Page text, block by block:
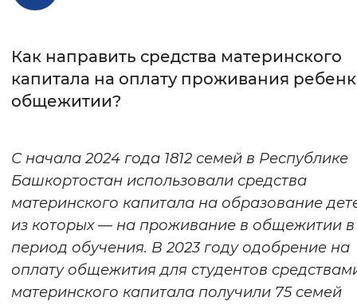
Без засечек С засечками
Цвет сайта
Монохромный Инверсивный
Синий фон
Изображения
Как направить средства материнского
капитала на оплату проживания
общежитии?
С начала 2024 года 1812 семей в Республике
Башкортостан использовали средства
материнского капитала на образование
из которых — на проживание в общежитии в
период обучения. В 2023 году одобрение на
оплату общежития для студентов
материнского капитала получили 75 семей